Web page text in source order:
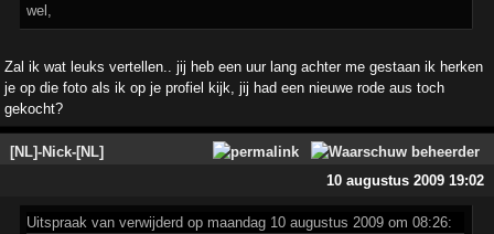
wel,
Zal ik wat leuks vertellen.. jij heb een uur lang achter me gestaan ik herken
je op die foto als ik op je profiel kijk, jij had een nieuwe rode aus toch
gekocht?
[NL]-Nick-[NL]
10 augustus 2009 19:02
Uitspraak van verwijderd op maandag 10 augustus 2009 om 08:26: